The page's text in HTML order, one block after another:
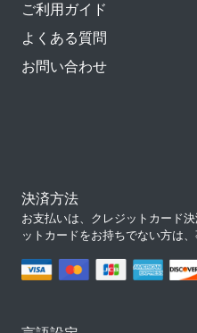
ご利用ガイド
よくある質問
お問い合わせ
決済方法
お支払いは、クレジットカード
ットカードをお持ちでない方は